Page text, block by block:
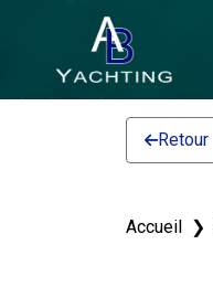
Retour
Accueil